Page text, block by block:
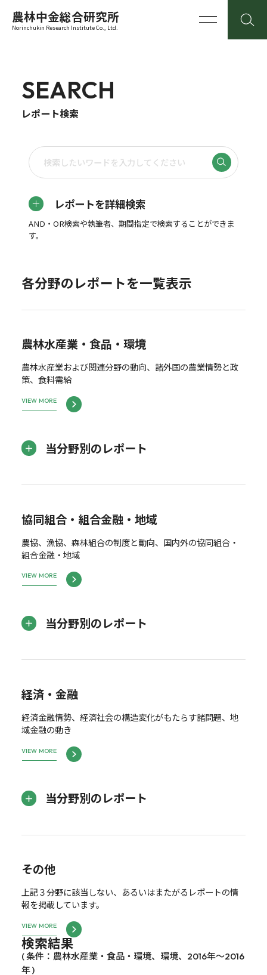
農林中金総合研究所
Norinchukin Research Institute Co., Ltd.
SEARCH
レポート検索
レポートを詳細検索
AND・OR検索や執筆者、期間指定で検索することができま
す。
各分野のレポートを一覧表示
農林水産業・食品・環境
農林水産業および関連分野の動向、諸外国の農業情勢と政
策、食料需給
VIEW MORE
当分野別のレポート
協同組合・組合金融・地域
農協、漁協、森林組合の制度と動向、国内外の協同組合・
組合金融・地域
VIEW MORE
当分野別のレポート
経済・金融
経済金融情勢、経済社会の構造変化がもたらす諸問題、地
域金融の動き
VIEW MORE
当分野別のレポート
その他
上記３分野に該当しない、あるいはまたがるレポートの情
報を掲載しています。
VIEW MORE
検索結果
( 条件：農林水産業・食品・環境、環境、2016年～2016
年 )